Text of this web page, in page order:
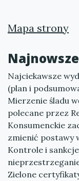
Mapa strony
Najciekawsze
(plan i
Mierzenie śladu
polecane przez
Konsumenckie
zmienić postawy
Kontrole i
Zielone